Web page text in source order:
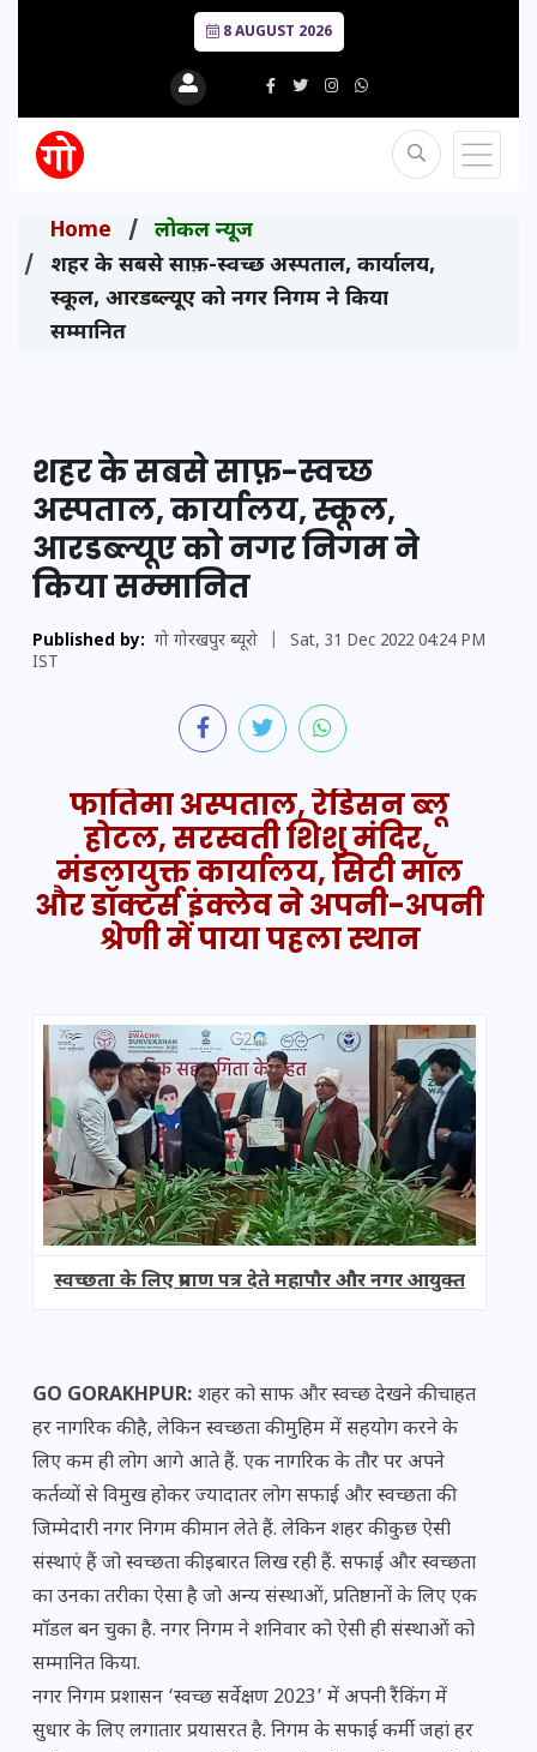
8 AUGUST 2026
Home
लोकल न्यूज
शहर के सबसे साफ़-स्वच्छ अस्पताल, कार्यालय,
स्कूल, आरडब्ल्यूए को नगर निगम ने किया
सम्मानित
शहर के सबसे साफ़-स्वच्छ
अस्पताल, कार्यालय, स्कूल,
आरडब्ल्यूए को नगर निगम ने
किया सम्मानित
Published by: गो गोरखपुर ब्यूरो
Sat, 31 Dec 2022 04:24 PM
IST
फातिमा अस्पताल, रेडिसन ब्लू
होटल, सरस्वती शिशु मंदिर,
मंडलायुक्त कार्यालय, सिटी मॉल
और डॉक्टर्स इंक्लेव ने अपनी-अपनी
श्रेणी में पाया पहला स्थान
स्वच्छता के लिए प्रमाण पत्र देते महापौर और नगर आयुक्त
GO GORAKHPUR: शहर को साफ और स्वच्छ देखने की चाहत
हर नागरिक की है, लेकिन स्वच्छता की मुहिम में सहयोग करने के
लिए कम ही लोग आगे आते हैं. एक नागरिक के तौर पर अपने
कर्तव्यों से विमुख होकर ज्यादातर लोग सफाई और स्वच्छता की
जिम्मेदारी नगर निगम की मान लेते हैं. लेकिन शहर की कुछ ऐसी
संस्थाएं हैं जो स्वच्छता की इबारत लिख रही हैं. सफाई और स्वच्छता
का उनका तरीका ऐसा है जो अन्य संस्थाओं, प्रतिष्ठानों के लिए एक
मॉडल बन चुका है. नगर निगम ने शनिवार को ऐसी ही संस्थाओं को
सम्मानित किया.
नगर निगम प्रशासन ‘स्वच्छ सर्वेक्षण 2023’ में अपनी रैंकिंग में
सुधार के लिए लगातार प्रयासरत है. निगम के सफाई कर्मी जहां हर